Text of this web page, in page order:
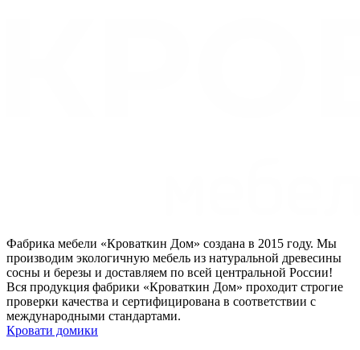
Фабрика мебели «Кроваткин Дом» создана в 2015 году. Мы
производим экологичную мебель из натуральной древесины
сосны и березы и доставляем по всей центральной России!
Вся продукция фабрики «Кроваткин Дом» проходит строгие
проверки качества и сертифицирована в соответствии с
международными стандартами.
Кровати домики